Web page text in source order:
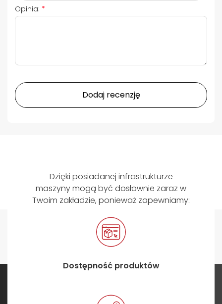
Opinia:
Dodaj recenzję
Dzięki posiadanej infrastrukturze
maszyny mogą być dosłownie zaraz w
Twoim zakładzie, ponieważ zapewniamy:
Dostępność produktów